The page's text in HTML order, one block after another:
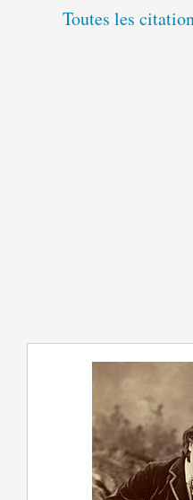
Toutes les